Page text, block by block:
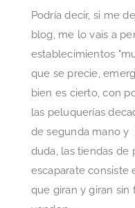
Podría decir, si me
blog, me lo vais a
establecimientos
que se precie,
bien es cierto, con
las peluquerías
de segunda mano y
duda, las tiendas de
escaparate consiste
que giran y giran